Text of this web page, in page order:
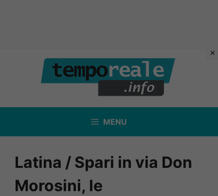
contenuto
MENU
Latina / Spari in via Don
Morosini, le